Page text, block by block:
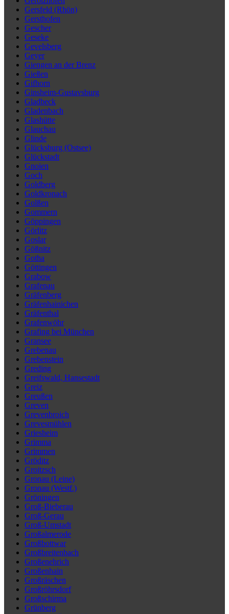
Gersfeld (Rhön)
Gersthofen
Gescher
Geseke
Gevelsberg
Geyer
Giengen an der Brenz
Gießen
Gifhorn
Ginsheim-Gustavsburg
Gladbeck
Gladenbach
Glashütte
Glauchau
Glinde
Glücksburg (Ostsee)
Glückstadt
Gnoien
Goch
Goldberg
Goldkronach
Golßen
Gommern
Göppingen
Görlitz
Goslar
Gößnitz
Gotha
Göttingen
Grabow
Grafenau
Gräfenberg
Gräfenhainichen
Gräfenthal
Grafenwöhr
Grafing bei München
Gransee
Grebenau
Grebenstein
Greding
Greifswald, Hansestadt
Greiz
Greußen
Greven
Grevenbroich
Grevesmühlen
Griesheim
Grimma
Grimmen
Gröditz
Groitzsch
Gronau (Leine)
Gronau (Westf.)
Gröningen
Groß-Bieberau
Groß-Gerau
Groß-Umstadt
Großalmerode
Großbottwar
Großbreitenbach
Großenehrich
Großenhain
Großräschen
Großröhrsdorf
Großschirma
Grünberg